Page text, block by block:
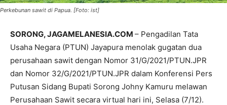
Perkebunan sawit di Papua. [Foto: ist]
SORONG, JAGAMELANESIA.COM – Pengadilan Tata
Usaha Negara (PTUN) Jayapura menolak gugatan dua
perusahaan sawit dengan Nomor 31/G/2021/PTUN.JPR
dan Nomor 32/G/2021/PTUN.JPR dalam Konferensi Pers
Putusan Sidang Bupati Sorong Johny Kamuru melawan
Perusahaan Sawit secara virtual hari ini, Selasa (7/12).